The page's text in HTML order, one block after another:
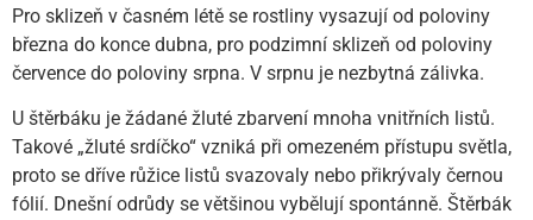
Pro sklizeň v časném létě se rostliny vysazují od poloviny
března do konce dubna, pro podzimní sklizeň od poloviny
července do poloviny srpna. V srpnu je nezbytná zálivka.
U štěrbáku je žádané žluté zbarvení mnoha vnitřních listů.
Takové „žluté srdíčko“ vzniká při omezeném přístupu světla,
proto se dříve růžice listů svazovaly nebo přikrývaly černou
fólií. Dnešní odrůdy se většinou vybělují spontánně. Štěrbák